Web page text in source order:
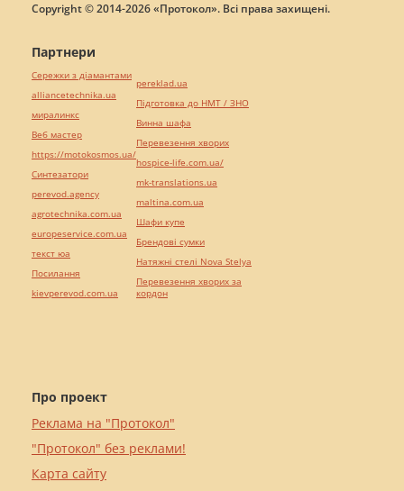
Copyright © 2014-2026 «Протокол». Всі права захищені.
Про проект
Реклама на "Протокол"
"Протокол" без реклами!
Карта сайту
Партнери
Сережки з діамантами
alliancetechnika.ua
миралинкс
Веб мастер
https://motokosmos.ua/
Синтезатори
perevod.agency
agrotechnika.com.ua
europeservice.com.ua
текст юа
Посилання
kievperevod.com.ua
pereklad.ua
Підготовка до НМТ / ЗНО
Винна шафа
Перевезення хворих
hospice-life.com.ua/
mk-translations.ua
maltina.com.ua
Шафи купе
Брендові сумки
Натяжні стелі Nova Stelya
Перевезення хворих за
кордон